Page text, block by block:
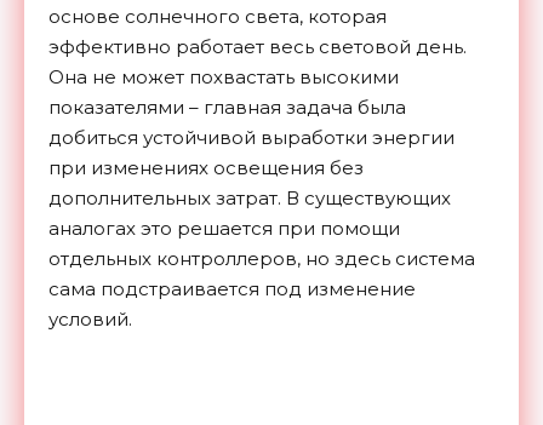
основе солнечного света, которая
эффективно работает весь световой день.
Она не может похвастать высокими
показателями – главная задача была
добиться устойчивой выработки энергии
при изменениях освещения без
дополнительных затрат. В существующих
аналогах это решается при помощи
отдельных контроллеров, но здесь система
сама подстраивается под изменение
условий.